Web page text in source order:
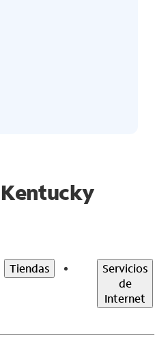
Kentucky
Tiendas
Servicios
de
Internet